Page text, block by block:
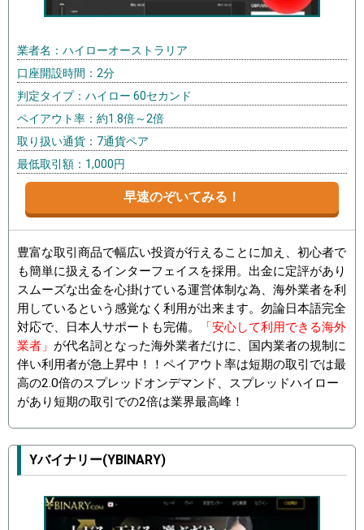
業者名：ハイローオーストラリア
口座開設時間：2分
判定タイプ：ハイロー 60セカンド
ペイアウト率：約1.8倍～2倍
取り扱い通貨：7通貨ペア
最低取引額：1,000円
早速のぞいてみる！
豊富な取引商品で幅広い投資が行えることに加え、初心者で
も簡単に扱えるインターフェイスを採用。出金に定評があり
スムーズな出金を心掛けている運営体制な為、海外業者を利
用しているという感覚なく利用が出来ます。勿論日本語完全
対応で、日本人サポートも完備。
「安心して利用できる海外
業者」 が代名詞となった海外業者だけに、国内業者の規制に
伴い利用者が急上昇中！！ペイアウト率は短期の取引では最
高の2.0倍のスプレッドオンデマンド、スプレッドハイロー
があり短期の取引での2倍は業界最高峰！
Yバイナリー(YBINARY)